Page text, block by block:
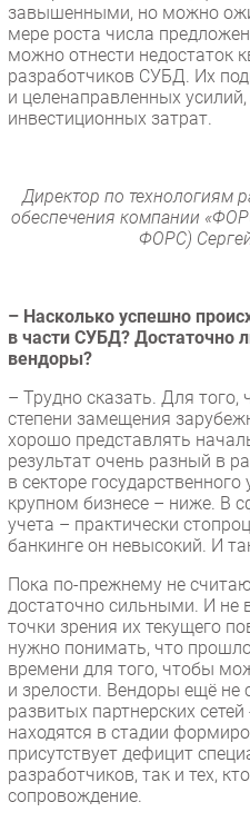
завышенными, но можно
мере роста числа
можно отнести недостаток
разработчиков СУБД. Их
и целенаправленных
инвестиционных затрат.
Директор по технологиям
обеспечения компании
ФОРС)
– Насколько успешно
в части СУБД? Достаточно
вендоры?
– Трудно сказать. Для того,
степени замещения
хорошо представлять
результат очень разный в
в секторе
крупном бизнесе – ниже. В
учета – практически
банкинге он невысокий. И
Пока по-прежнему не
достаточно сильными. И не
точки зрения их текущего
нужно понимать, что
времени для того, чтобы
и зрелости. Вендоры ещё не
развитых партнерских сетей
находятся в стадии
присутствует дефицит
разработчиков, так и тех,
сопровождение.